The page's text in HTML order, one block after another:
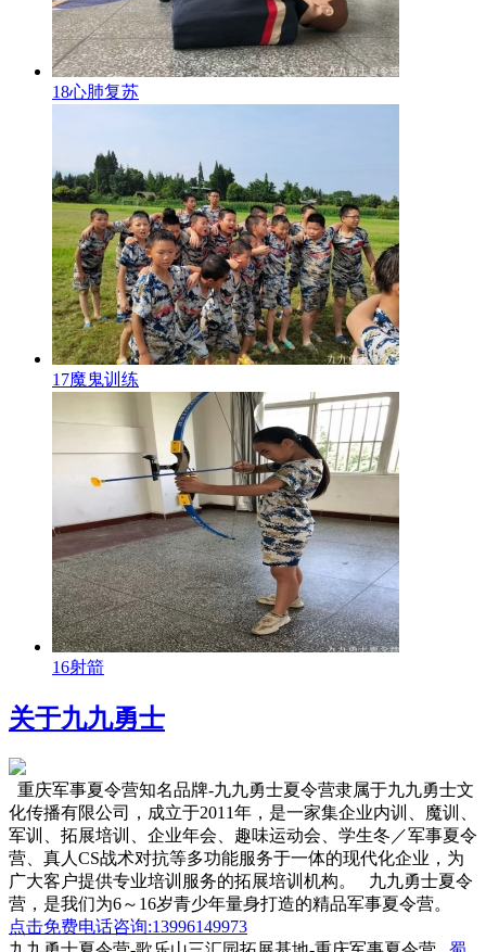
18心肺复苏
17魔鬼训练
16射箭
关于九九勇士
重庆军事夏令营知名品牌-九九勇士夏令营隶属于九九勇士文
化传播有限公司，成立于2011年，是一家集企业内训、魔训、
军训、拓展培训、企业年会、趣味运动会、学生冬／军事夏令
营、真人CS战术对抗等多功能服务于一体的现代化企业，为
广大客户提供专业培训服务的拓展培训机构。 九九勇士夏令
营，是我们为6～16岁青少年量身打造的精品军事夏令营。
点击免费电话咨询:13996149973